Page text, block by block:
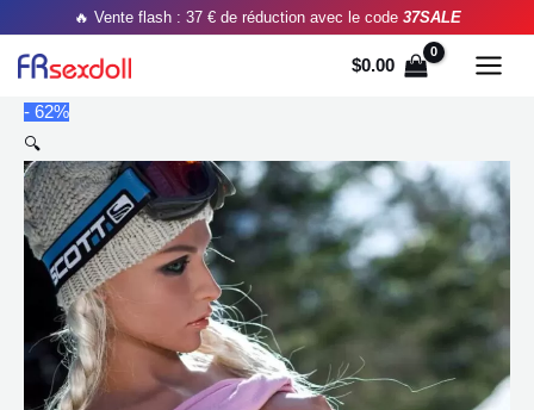
contenu
🔥 Vente flash : 37 € de réduction avec le code 37SALE
$0.00
- 62%
🔍